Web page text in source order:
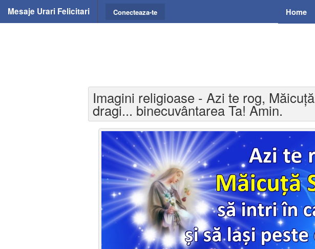
Mesaje Urari Felicitari Home
Conecteaza-te
Imagini religioase - Azi te rog,
dragi... binecuvântarea Ta! Amin.